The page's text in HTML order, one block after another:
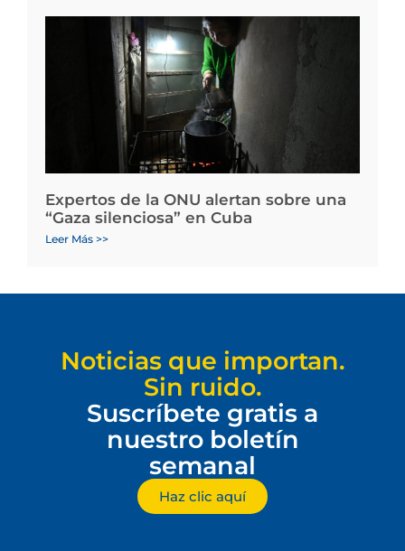
Expertos de la ONU alertan sobre una
“Gaza silenciosa” en Cuba
Leer Más >>
Noticias que importan.
Sin ruido.
Suscríbete gratis a
nuestro boletín
semanal
Haz clic aquí